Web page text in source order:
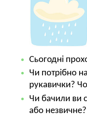
Сьогодні
Чи потрібно
рукавички?
Чи бачили ви
або незвичне?